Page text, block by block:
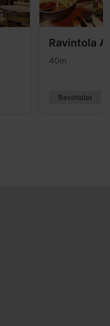
Ravintola
40m
Ravintolat